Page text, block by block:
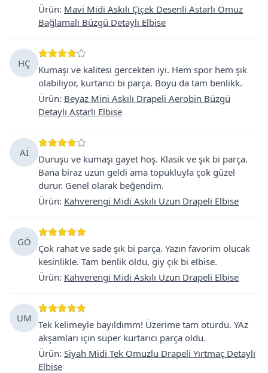
Ürün: Mavi Midi Askılı Çiçek Desenli Astarlı Omuz
Bağlamalı Büzgü Detaylı Elbise
HÇ
Kumaşı ve kalitesi gercekten iyi. Hem spor hem şık
olabiliyor, kurtarıcı bi parça. Boyu da tam benlikk.
Ürün: Beyaz Mini Askılı Drapeli Aerobin Büzgü
Detaylı Astarlı Elbise
Aİ
Duruşu ve kumaşı gayet hoş. Klasik ve şık bi parça.
Bana biraz uzun geldi ama topukluyla çok güzel
durur. Genel olarak beğendim.
Ürün: Kahverengi Midi Askılı Uzun Drapeli Elbise
GÖ
Çok rahat ve sade şık bi parça. Yazın favorim olucak
kesinlikle. Tam benlik oldu, giy çık bi elbise.
Ürün: Kahverengi Midi Askılı Uzun Drapeli Elbise
UM
Tek kelimeyle bayıldımm! Üzerime tam oturdu. YAz
akşamları için süper kurtarıcı parça oldu.
Ürün: Siyah Midi Tek Omuzlu Drapeli Yırtmaç Detaylı
Elbise